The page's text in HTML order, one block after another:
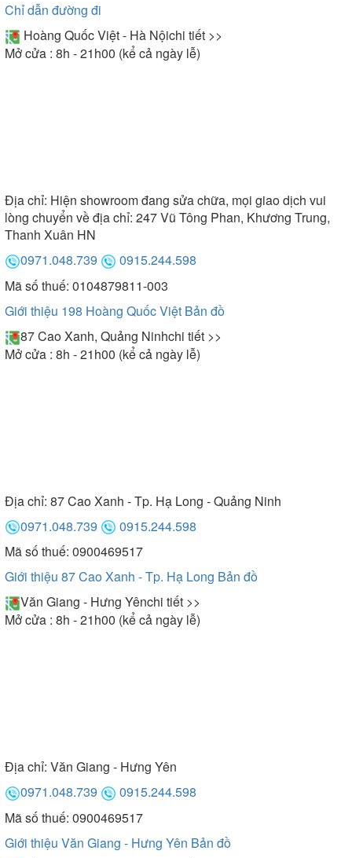
Chỉ dẫn đường đi
Hoàng Quốc Việt - Hà Nộichi tiết >>
Mở cửa : 8h - 21h00 (kể cả ngày lễ)
Địa chỉ: Hiện showroom đang sửa chữa, mọi giao dịch vui
lòng chuyển về địa chỉ: 247 Vũ Tông Phan, Khương Trung,
Thanh Xuân HN
0971.048.739
0915.244.598
Mã số thuế: 0104879811-003
Giới thiệu 198 Hoàng Quốc Việt Bản đồ
87 Cao Xanh, Quảng Ninhchi tiết >>
Mở cửa : 8h - 21h00 (kể cả ngày lễ)
Địa chỉ: 87 Cao Xanh - Tp. Hạ Long - Quảng Ninh
0971.048.739
0915.244.598
Mã số thuế: 0900469517
Giới thiệu 87 Cao Xanh - Tp. Hạ Long Bản đồ
Văn Giang - Hưng Yênchi tiết >>
Mở cửa : 8h - 21h00 (kể cả ngày lễ)
Địa chỉ: Văn Giang - Hưng Yên
0971.048.739
0915.244.598
Mã số thuế: 0900469517
Giới thiệu Văn Giang - Hưng Yên Bản đồ